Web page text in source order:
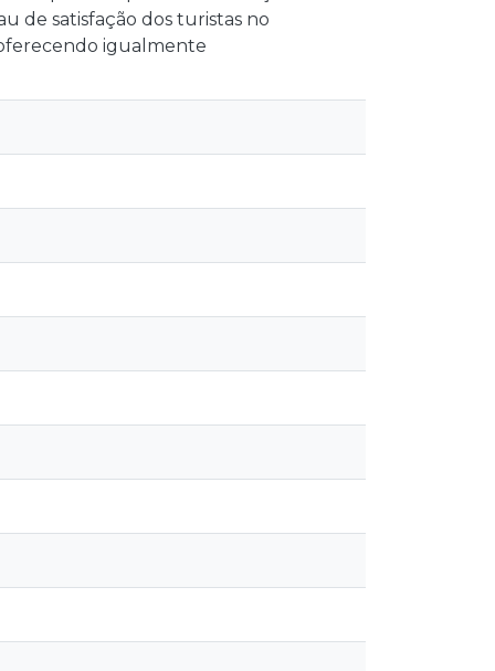
de satisfação dos turistas no
igualmente